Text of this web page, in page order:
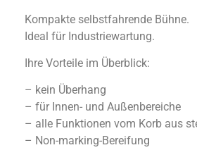
Kompakte selbstfahrende Bühne.
Ideal für Industriewartung.
Ihre Vorteile im Überblick:
– kein Überhang
– für Innen- und Außenbereiche
– alle Funktionen vom Korb aus
– Non-marking-Bereifung